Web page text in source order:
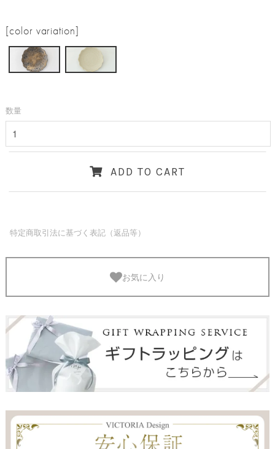
[color variation]
数量
ADD TO CART
特定商取引法に基づく表記（返品等）
お気に入り